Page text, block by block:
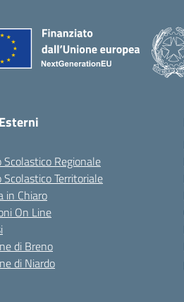
Scolastico Regionale
Scolastico Territoriale
in Chiaro
On Line
di Breno
di Niardo